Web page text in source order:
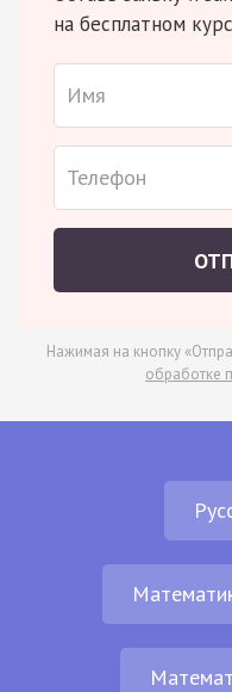
на бесплатном
Нажимая на кнопку
обработке